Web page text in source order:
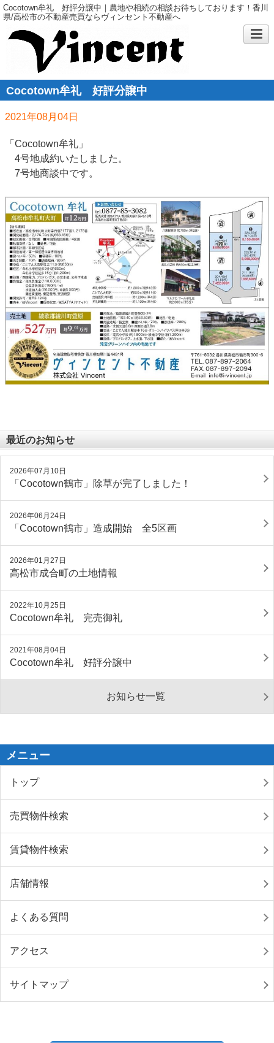
Cocotown牟礼 好評分譲中｜農地や相続の相談お待ちしております！香川
県/高松市の不動産売買ならヴィンセント不動産へ
Cocotown牟礼 好評分譲中
2021年08月04日
「Cocotown牟礼」
4号地成約いたしました。
7号地商談中です。
最近のお知らせ
2026年07月10日
「Cocotown鶴市」除草が完了しました！
2026年06月24日
「Cocotown鶴市」造成開始 全5区画
2026年01月27日
高松市成合町の土地情報
2022年10月25日
Cocotown牟礼 完売御礼
2021年08月04日
Cocotown牟礼 好評分譲中
お知らせ一覧
メニュー
トップ
売買物件検索
賃貸物件検索
店舗情報
よくある質問
アクセス
サイトマップ